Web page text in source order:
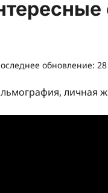
обновление: 28